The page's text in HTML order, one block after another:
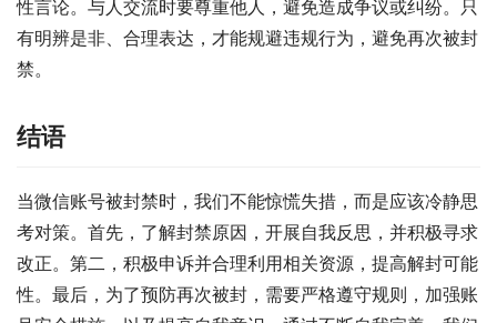
性言论。与人交流时要尊重他人，避免造成争议或纠纷。只
有明辨是非、合理表达，才能规避违规行为，避免再次被封
禁。
结语
当微信账号被封禁时，我们不能惊慌失措，而是应该冷静思
考对策。首先，了解封禁原因，开展自我反思，并积极寻求
改正。第二，积极申诉并合理利用相关资源，提高解封可能
性。最后，为了预防再次被封，需要严格遵守规则，加强账